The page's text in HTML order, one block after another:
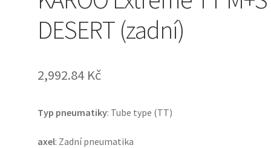
DESERT (zadní)
2,992.84 Kč
Typ pneumatiky: Tube type (TT)
axel: Zadní pneumatika